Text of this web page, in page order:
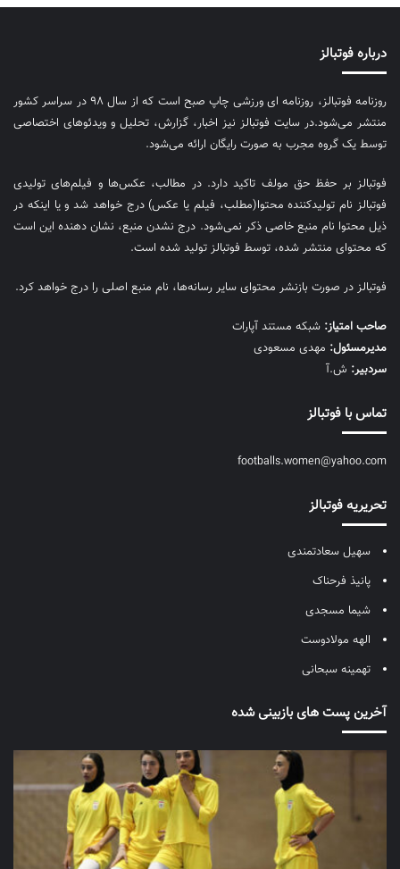
درباره فوتبالز
روزنامه فوتبالز، روزنامه ای ورزشی چاپ صبح است که از سال ۹۸ در سراسر کشور
منتشر می‌شود.در سایت فوتبالز نیز اخبار، گزارش، تحلیل و ویدئوهای اختصاصی
توسط یک گروه مجرب به صورت رایگان ارائه می‌شود.
فوتبالز بر حفظ حق مولف تاکید دارد. در مطالب، عکس‌ها و فیلم‌های تولیدی
فوتبالز نام تولیدکننده محتوا(مطلب، فیلم یا عکس) درج خواهد شد و یا اینکه در
ذیل محتوا نام منبع خاصی ذکر نمی‌‎شود. درج نشدن منبع، نشان دهنده این است
که محتوای منتشر شده، توسط فوتبالز تولید شده است.
فوتبالز در صورت بازنشر محتوای سایر رسانه‌ها، نام منبع اصلی را درج خواهد کرد.
صاحب امتیاز: شبکه مستند آپارات
مديرمسئول: مهدی مسعودی
سردبیر: ش.آ
تماس با فوتبالز
footballs.women@yahoo.com
تحریریه فوتبالز
سهیل سعادتمندی
پانیذ فرحناک
شیما مسجدی
الهه مولادوست
تهمینه سبحانی
آخرین پست های بازبینی شده